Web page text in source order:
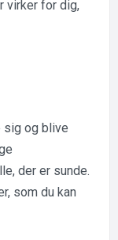
virker for dig,
sig og blive
der er sunde.
som du kan